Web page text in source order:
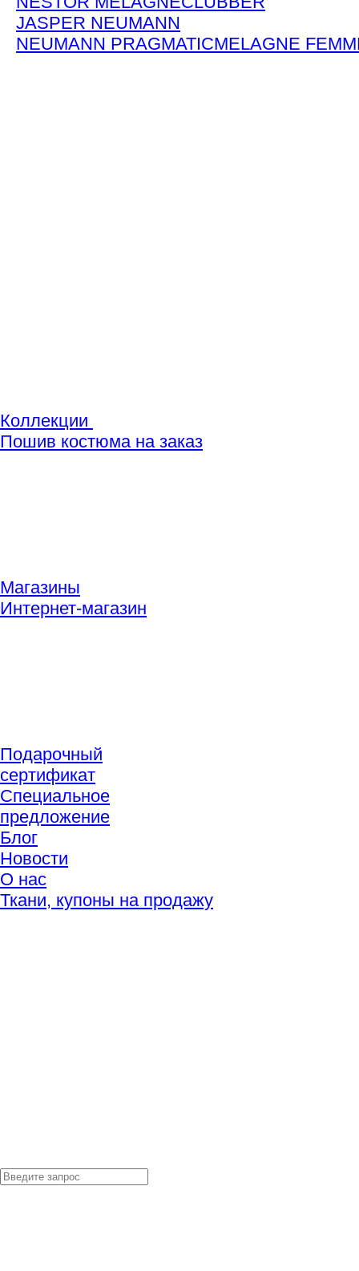
JASPER NEUMANN
NEUMANN PRAGMATICMELAGNE
Коллекции
Пошив костюма на заказ
Магазины
Интернет-магазин
Подарочный
сертификат
Специальное
предложение
Блог
Новости
О нас
Ткани, купоны на продажу